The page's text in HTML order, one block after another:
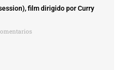
film dirigido por Curry